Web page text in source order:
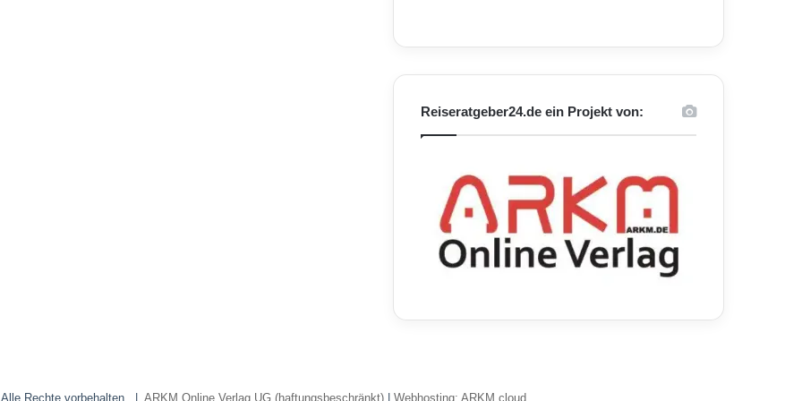
Reiseratgeber24.de ein Projekt von:
Rechte vorbehalten. | ARKM Online Verlag UG (haftungsbeschränkt)| Webhosting: ARKM.cloud